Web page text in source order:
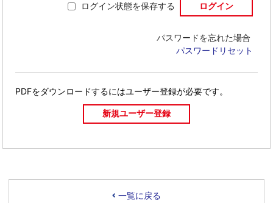
ログイン状態を保存する
パスワードを忘れた場合
パスワードリセット
PDFをダウンロードするにはユーザー登録が必要です。
一覧に戻る